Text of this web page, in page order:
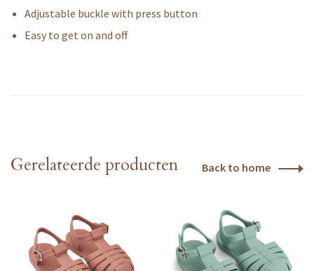
Adjustable buckle with press button
Easy to get on and off
Gerelateerde producten Back to home